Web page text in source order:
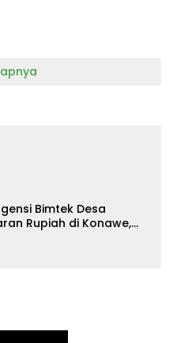
Bimtek Desa
Rupiah di Konawe,